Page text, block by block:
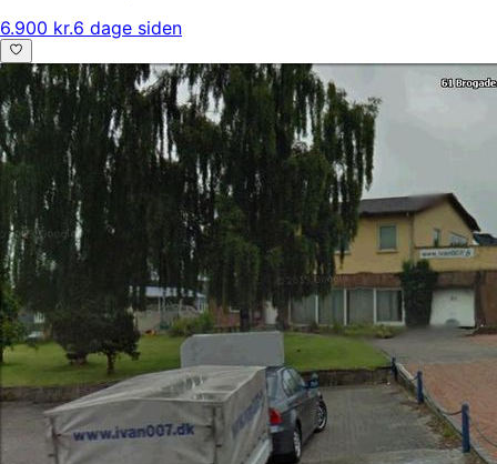
6.900 kr.6 dage siden